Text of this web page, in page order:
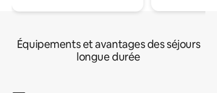
Équipements et avantages des séjours
longue durée